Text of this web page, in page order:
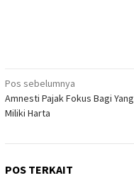
Navigasi
pos
Pos sebelumnya
Amnesti Pajak Fokus Bagi Yang
Miliki Harta
POS TERKAIT